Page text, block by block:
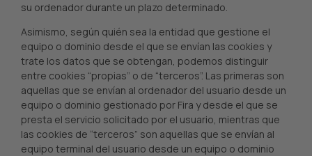
su ordenador durante un plazo determinado.
Asimismo, según quién sea la entidad que gestione el
equipo o dominio desde el que se envían las cookies y
trate los datos que se obtengan, podemos distinguir
entre cookies “propias” o de “terceros”. Las primeras son
aquellas que se envían al ordenador del usuario desde un
equipo o dominio gestionado por Fira y desde el que se
presta el servicio solicitado por el usuario, mientras que
las cookies de “terceros” son aquellas que se envían al
equipo terminal del usuario desde un equipo o dominio